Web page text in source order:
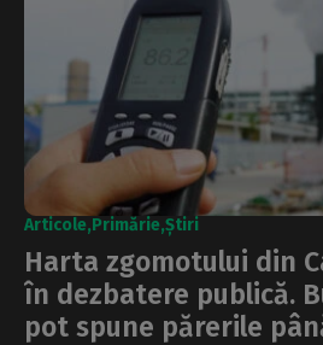
Articole Primărie Știri
Harta zgomotului din
în dezbatere publică.
pot spune părerile